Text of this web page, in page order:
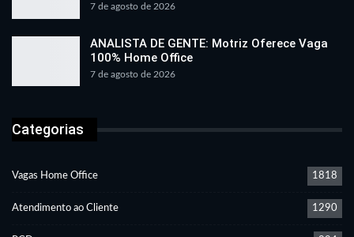
7 de agosto de 2026
ANALISTA DE GENTE: Motriz Oferece Vaga
100% Home Office
7 de agosto de 2026
Categorias
Vagas Home Office 1818
Atendimento ao Cliente 1290